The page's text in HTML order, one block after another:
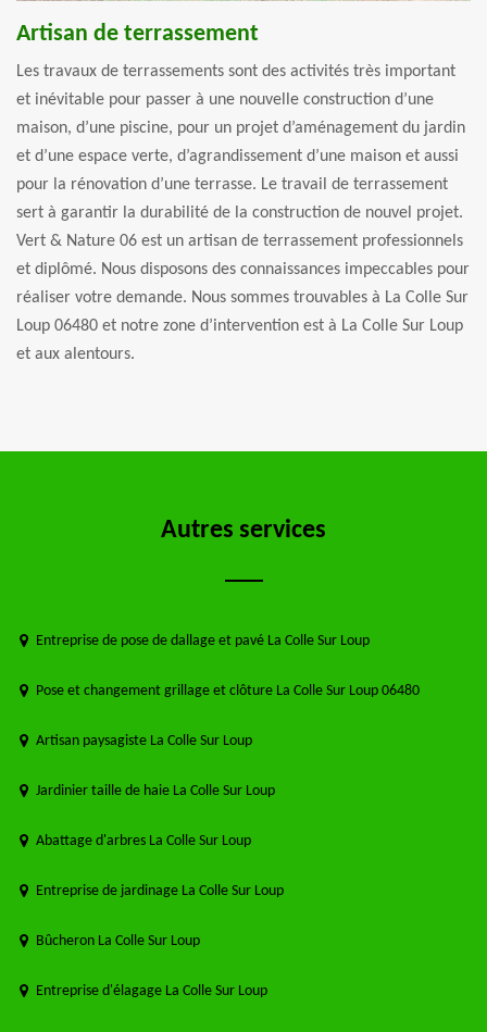
Artisan de terrassement
Les travaux de terrassements sont des activités très important
et inévitable pour passer à une nouvelle construction d’une
maison, d’une piscine, pour un projet d’aménagement du jardin
et d’une espace verte, d’agrandissement d’une maison et aussi
pour la rénovation d’une terrasse. Le travail de terrassement
sert à garantir la durabilité de la construction de nouvel projet.
Vert & Nature 06 est un artisan de terrassement professionnels
et diplômé. Nous disposons des connaissances impeccables pour
réaliser votre demande. Nous sommes trouvables à La Colle Sur
Loup 06480 et notre zone d’intervention est à La Colle Sur Loup
et aux alentours.
Autres services
Entreprise de pose de dallage et pavé La Colle Sur Loup
Pose et changement grillage et clôture La Colle Sur Loup 06480
Artisan paysagiste La Colle Sur Loup
Jardinier taille de haie La Colle Sur Loup
Abattage d'arbres La Colle Sur Loup
Entreprise de jardinage La Colle Sur Loup
Bûcheron La Colle Sur Loup
Entreprise d'élagage La Colle Sur Loup